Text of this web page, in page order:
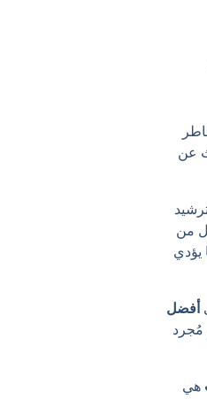
عن
من
يؤدي
أفضل
مُجرد
هي